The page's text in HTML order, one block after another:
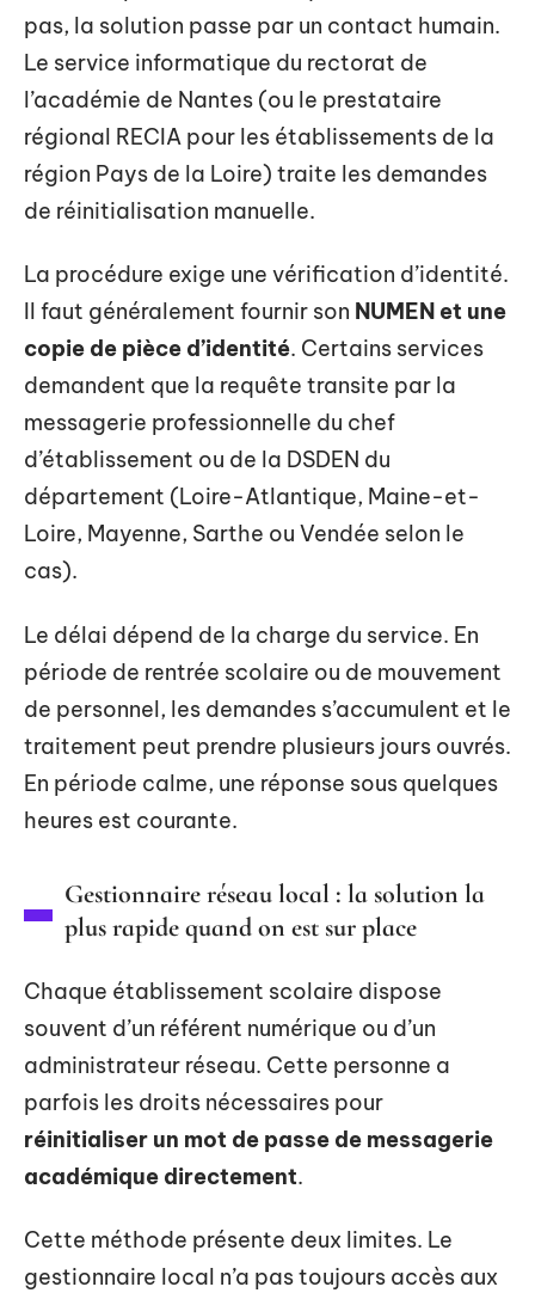
pas, la solution passe par un contact humain.
Le service informatique du rectorat de
l’académie de Nantes (ou le prestataire
régional RECIA pour les établissements de la
région Pays de la Loire) traite les demandes
de réinitialisation manuelle.
La procédure exige une vérification d’identité.
Il faut généralement fournir son NUMEN et une
copie de pièce d’identité. Certains services
demandent que la requête transite par la
messagerie professionnelle du chef
d’établissement ou de la DSDEN du
département (Loire-Atlantique, Maine-et-
Loire, Mayenne, Sarthe ou Vendée selon le
cas).
Le délai dépend de la charge du service. En
période de rentrée scolaire ou de mouvement
de personnel, les demandes s’accumulent et le
traitement peut prendre plusieurs jours ouvrés.
En période calme, une réponse sous quelques
heures est courante.
Gestionnaire réseau local : la solution la
plus rapide quand on est sur place
Chaque établissement scolaire dispose
souvent d’un référent numérique ou d’un
administrateur réseau. Cette personne a
parfois les droits nécessaires pour
réinitialiser un mot de passe de messagerie
académique directement.
Cette méthode présente deux limites. Le
gestionnaire local n’a pas toujours accès aux